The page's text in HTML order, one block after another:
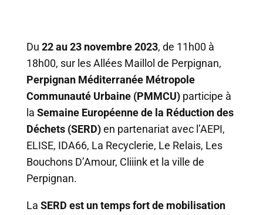
Du 22 au 23 novembre 2023, de 11h00 à
18h00, sur les Allées Maillol de Perpignan,
Perpignan Méditerranée Métropole
Communauté Urbaine (PMMCU)participe à
la Semaine Européenne de la Réduction des
Déchets (SERD)en partenariat avec l’AEPI,
ELISE, IDA66, La Recyclerie, Le Relais, Les
Bouchons D’Amour, Cliiink et la ville de
Perpignan.
La SERD est un temps fort de mobilisation